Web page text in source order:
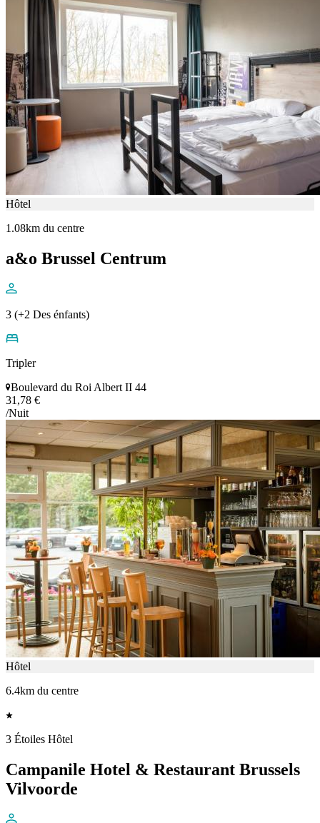
Hôtel
1.08km du centre
a&o Brussel Centrum
3 (+2 Des énfants)
Tripler
Boulevard du Roi Albert II 44
31,78 €
/Nuit
Hôtel
6.4km du centre
3 Étoiles Hôtel
Campanile Hotel & Restaurant Brussels
Vilvoorde